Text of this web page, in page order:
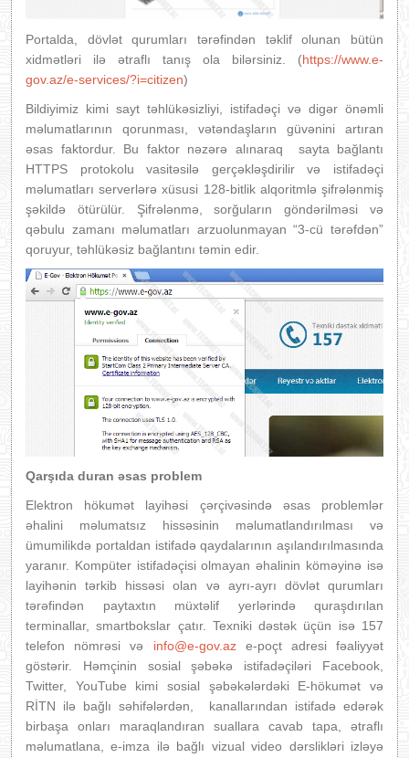
Portalda, dövlət qurumları tərəfindən təklif olunan bütün
xidmətləri ilə ətraflı tanış ola bilərsiniz. (https://www.e-
gov.az/e-services/?i=citizen)
Bildiyimiz kimi sayt təhlükəsizliyi, istifadəçi və digər önəmli
məlumatlarının qorunması, vətəndaşların güvənini artıran
əsas faktordur. Bu faktor nəzərə alınaraq sayta bağlantı
HTTPS protokolu vasitəsilə gerçəkləşdirilir və istifadəçi
məlumatları serverlərə xüsusi 128-bitlik alqoritmlə şifrələnmiş
şəkildə ötürülür. Şifrələnmə, sorğuların göndərilməsi və
qəbulu zamanı məlumatları arzuolunmayan “3-cü tərəfdən”
qoruyur, təhlükəsiz bağlantını təmin edir.
Qarşıda duran əsas problem
Elektron hökumət layihəsi çərçivəsində əsas problemlər
əhalini məlumatsız hissəsinin məlumatlandırılması və
ümumilikdə portaldan istifadə qaydalarının aşılandırılmasında
yaranır. Kompüter istifadəçisi olmayan əhalinin köməyinə isə
layihənin tərkib hissəsi olan və ayrı-ayrı dövlət qurumları
tərəfindən paytaxtın müxtəlif yerlərində quraşdırılan
terminallar, smartbokslar çatır. Texniki dəstək üçün isə 157
telefon nömrəsi və info@e-gov.aze-poçt adresi fəaliyyət
göstərir. Həmçinin sosial şəbəkə istifadəçiləri Facebook,
Twitter, YouTube kimi sosial şəbəkələrdəki E-hökumət və
RİTN ilə bağlı səhifələrdən, kanallarından istifadə edərək
birbaşa onları maraqlandıran suallara cavab tapa, ətraflı
məlumatlana, e-imza ilə bağlı vizual video dərslikləri izləyə